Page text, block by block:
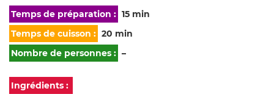
Temps de préparation : 15 min
Temps de cuisson : 20 min
Nombre de personnes : –
Ingrédients :